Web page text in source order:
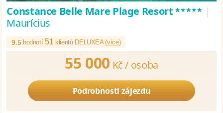
Constance Belle Mare Plage Resort***** |
Maurícius
9.5 hodnotí51klientů DELUXEA (více)
55 000 Kč / osoba
Podrobnosti zájezdu